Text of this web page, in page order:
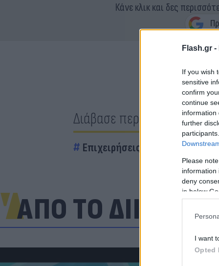
Flash.gr -
If you wish
sensitive
confirm
continue
information
further
Please
information
deny
in below
I want
Opted
Κάνε κλικ και δες
Διάβασε περισσότερα
Επιχειρήσεις ΓΕΚ ΤΕΡΝΑ
ΑΠΟ ΤΟ ΔΙΚΤΥΟ